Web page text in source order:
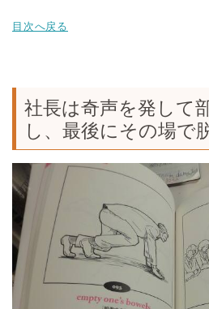
目次へ戻る
社長は奇声を発して
し、最後にその場で